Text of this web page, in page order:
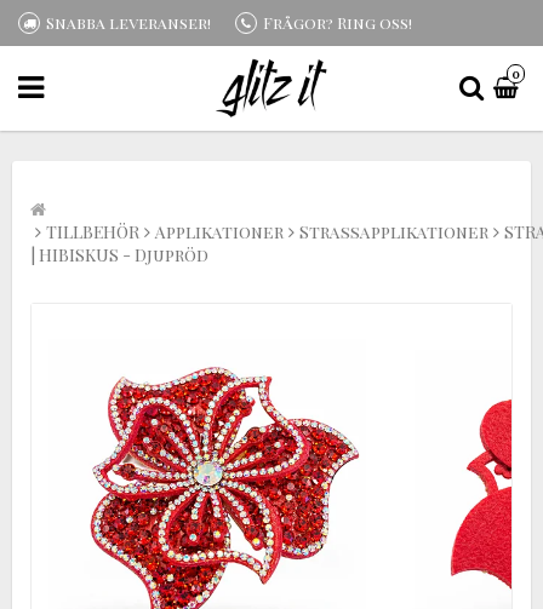
Snabba leveranser! Frågor? Ring oss!
0
TILLBEHÖR Applikationer Strassapplikationer
| HIBISKUS - Djupröd